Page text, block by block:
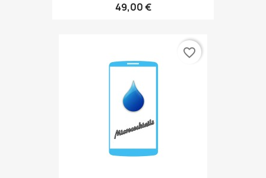
49,00 €
favorite_border